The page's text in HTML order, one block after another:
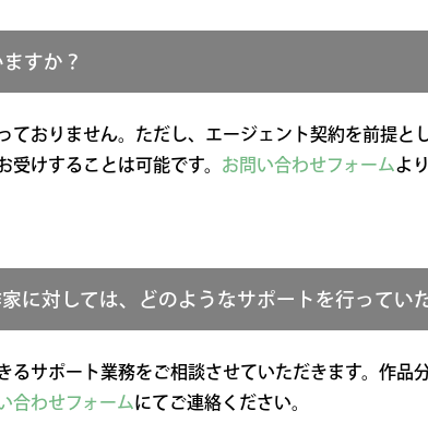
すか？
おりません。ただし、エージェント契約を前提と
けすることは可能です。 お問い合わせフォーム よ
に対しては、どのようなサポートを行ってい
サポート業務をご相談させていただきます。作品
合わせフォームにてご連絡ください。